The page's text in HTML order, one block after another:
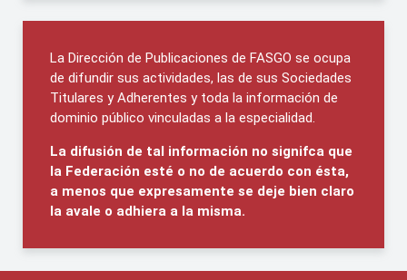
La Dirección de Publicaciones de FASGO se ocupa
de difundir sus actividades, las de sus Sociedades
Titulares y Adherentes y toda la información de
dominio público vinculadas a la especialidad.
La difusión de tal información no signifca que
la Federación esté o no de acuerdo con ésta,
a menos que expresamente se deje bien claro
la avale o adhiera a la misma.